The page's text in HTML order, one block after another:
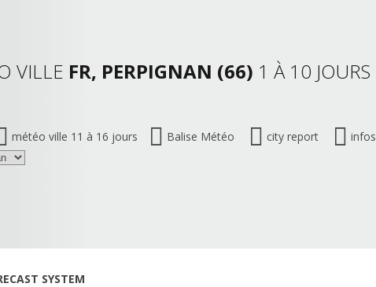
VILLE FR, PERPIGNAN (66) 1 À 10 JOURS
météo ville 11 à 16 jours Balise Météo city report infos
SYSTEM